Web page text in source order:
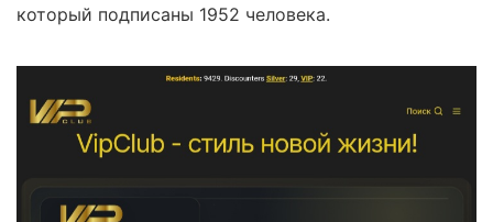
который подписаны 1952 человека.